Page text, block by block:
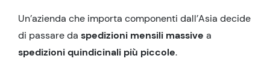
Un’azienda che importa componenti dall’Asia decide
di passare da spedizioni mensili massive a
spedizioni quindicinali più piccole.